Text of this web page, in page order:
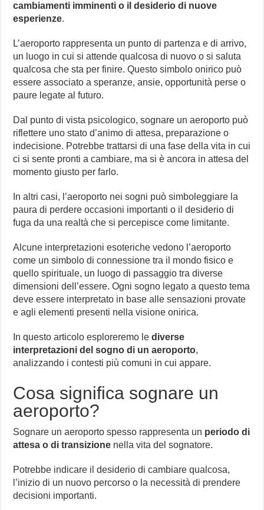
cambiamenti imminenti o il desiderio di nuove
esperienze.
L’aeroporto rappresenta un punto di partenza e di arrivo,
un luogo in cui si attende qualcosa di nuovo o si saluta
qualcosa che sta per finire. Questo simbolo onirico può
essere associato a speranze, ansie, opportunità perse o
paure legate al futuro.
Dal punto di vista psicologico, sognare un aeroporto può
riflettere uno stato d’animo di attesa, preparazione o
indecisione. Potrebbe trattarsi di una fase della vita in cui
ci si sente pronti a cambiare, ma si è ancora in attesa del
momento giusto per farlo.
In altri casi, l’aeroporto nei sogni può simboleggiare la
paura di perdere occasioni importanti o il desiderio di
fuga da una realtà che si percepisce come limitante.
Alcune interpretazioni esoteriche vedono l’aeroporto
come un simbolo di connessione tra il mondo fisico e
quello spirituale, un luogo di passaggio tra diverse
dimensioni dell’essere. Ogni sogno legato a questo tema
deve essere interpretato in base alle sensazioni provate
e agli elementi presenti nella visione onirica.
In questo articolo esploreremo lediverse
interpretazioni del sogno di un aeroporto,
analizzando i contesti più comuni in cui appare.
Cosa significa sognare un
aeroporto?
Sognare un aeroporto spesso rappresenta un periodo di
attesa o di transizione nella vita del sognatore.
Potrebbe indicare il desiderio di cambiare qualcosa,
l’inizio di un nuovo percorso o la necessità di prendere
decisioni importanti.